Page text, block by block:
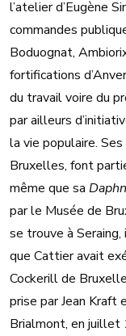
l’atelier d’Eugène
commandes
Boduognat,
fortifications
du travail voire du
par ailleurs
la vie populaire.
Bruxelles, font
même que sa
par le Musée de
se trouve à Seraing,
que Cattier avait
Cockerill de
prise par Jean Kraft
Brialmont, en juillet